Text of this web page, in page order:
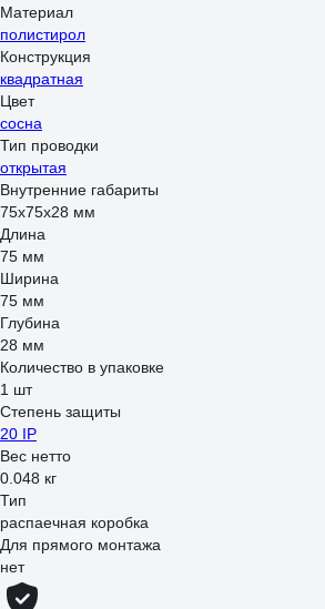
Материал
полистирол
Конструкция
квадратная
Цвет
сосна
Тип проводки
открытая
Внутренние габариты
75x75x28 мм
Длина
75 мм
Ширина
75 мм
Глубина
28 мм
Количество в упаковке
1 шт
Степень защиты
20 IP
Вес нетто
0.048 кг
Тип
распаечная коробка
Для прямого монтажа
нет